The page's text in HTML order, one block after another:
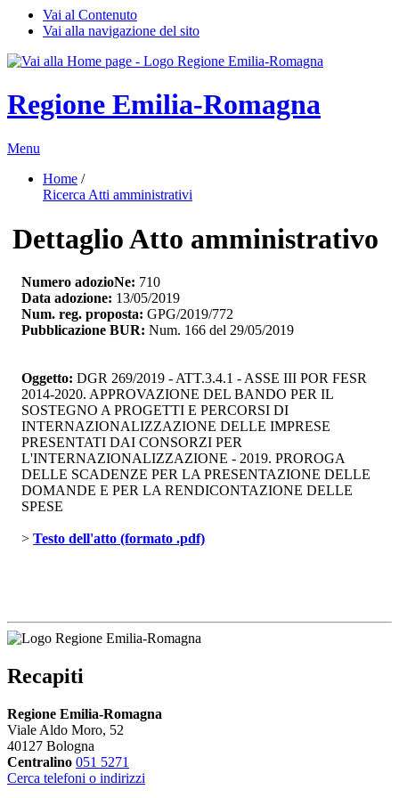
Vai al Contenuto
Vai alla navigazione del sito
Regione Emilia-Romagna
Menu
Home /
Ricerca Atti amministrativi
Dettaglio Atto amministrativo
Numero adozioNe: 710
Data adozione: 13/05/2019
Num. reg. proposta: GPG/2019/772
Pubblicazione BUR: Num. 166 del 29/05/2019
Oggetto: DGR 269/2019 - ATT.3.4.1 - ASSE III POR FESR
2014-2020. APPROVAZIONE DEL BANDO PER IL
SOSTEGNO A PROGETTI E PERCORSI DI
INTERNAZIONALIZZAZIONE DELLE IMPRESE
PRESENTATI DAI CONSORZI PER
L'INTERNAZIONALIZZAZIONE - 2019. PROROGA
DELLE SCADENZE PER LA PRESENTAZIONE DELLE
DOMANDE E PER LA RENDICONTAZIONE DELLE
SPESE
> Testo dell'atto (formato .pdf)
Recapiti
Regione Emilia-Romagna
Viale Aldo Moro, 52
40127 Bologna
Centralino 051 5271
Cerca telefoni o indirizzi